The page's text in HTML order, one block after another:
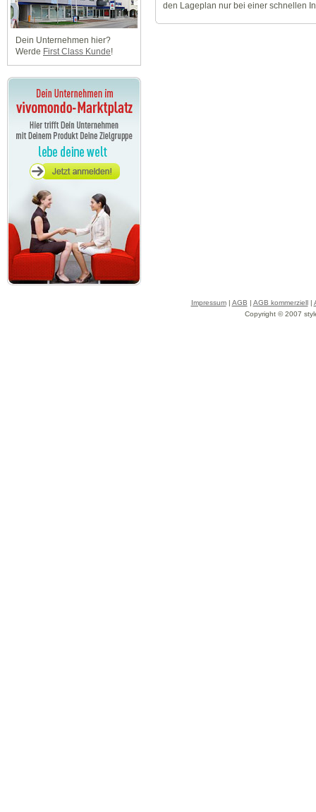
Dein Unternehmen hier?
Werde First Class Kunde!
den Lageplan nur bei einer schnellen
Impressum| AGB | AGB kommerziell|
Copyright © 2007